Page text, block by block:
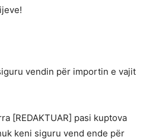
vendin për importin e vajit
[REDAKTUAR] pasi kuptova
keni siguru vend ende për